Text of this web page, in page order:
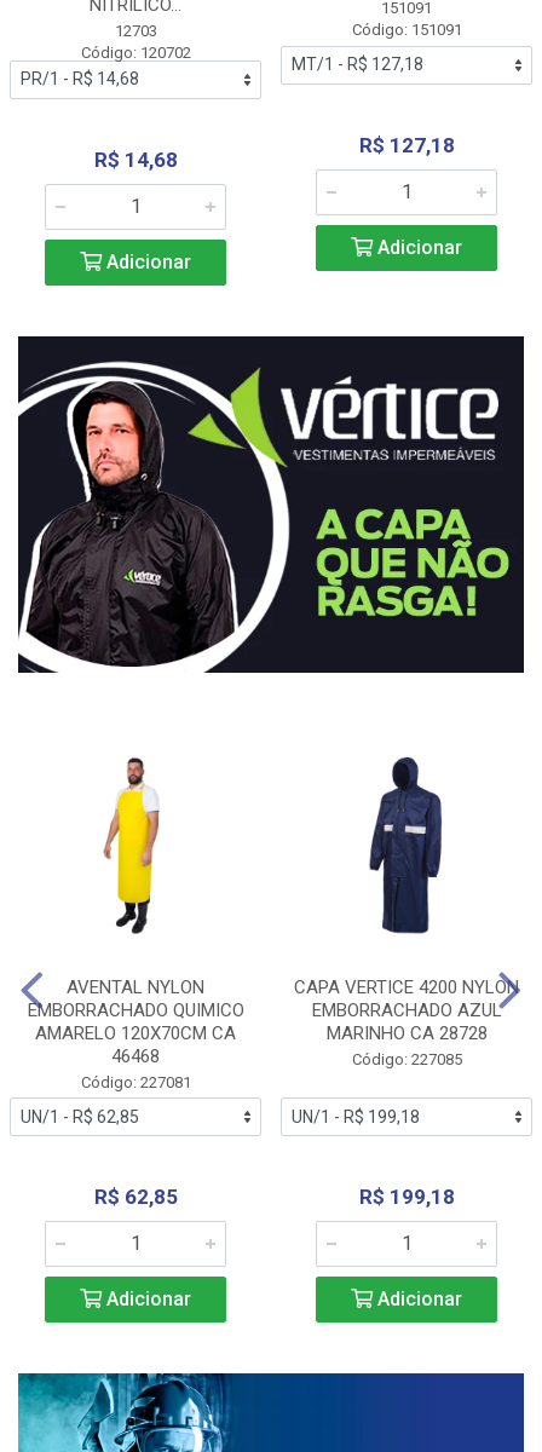
NITRÍLICO...
12703
Código: 120702
R$ 14,68
Adicionar
151091
Código: 151091
R$ 127,18
Adicionar
AVENTAL NYLON
EMBORRACHADO QUIMICO
AMARELO 120X70CM CA
46468
Código: 227081
R$ 62,85
Adicionar
CAPA VERTICE 4200 NYLON
EMBORRACHADO AZUL
MARINHO CA 28728
Código: 227085
R$ 199,18
Adicionar